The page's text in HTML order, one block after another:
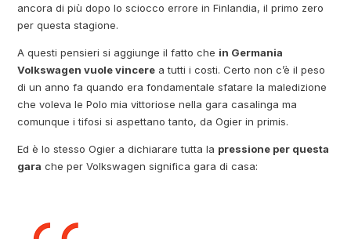
ancora di più dopo lo sciocco errore in Finlandia, il primo zero
per questa stagione.
A questi pensieri si aggiunge il fatto che in Germania
Volkswagen vuole vincere a tutti i costi. Certo non c’è il peso
di un anno fa quando era fondamentale sfatare la maledizione
che voleva le Polo mia vittoriose nella gara casalinga ma
comunque i tifosi si aspettano tanto, da Ogier in primis.
Ed è lo stesso Ogier a dichiarare tutta la pressione per questa
gara che per Volkswagen significa gara di casa: